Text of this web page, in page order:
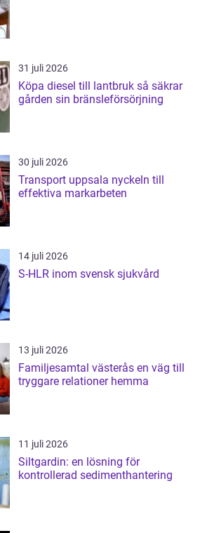
31 juli 2026
Köpa diesel till lantbruk så säkrar
gården sin bränsleförsörjning
30 juli 2026
Transport uppsala nyckeln till
effektiva markarbeten
14 juli 2026
S-HLR inom svensk sjukvård
13 juli 2026
Familjesamtal västerås en väg till
tryggare relationer hemma
11 juli 2026
Siltgardin: en lösning för
kontrollerad sedimenthantering